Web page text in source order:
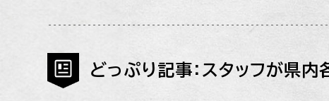
どっぷり記事：スタッフが県内